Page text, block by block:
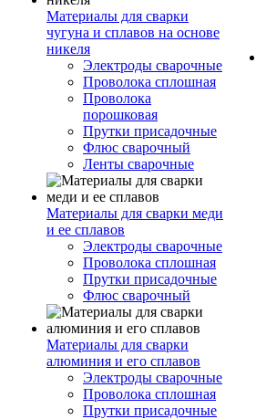
Материалы для сварки
чугуна и сплавов на основе
никеля
Электроды сварочные
Проволока сплошная
Проволока
порошковая
Прутки присадочные
Флюс сварочный
Ленты сварочные
Материалы для сварки меди
и ее сплавов
Электроды сварочные
Проволока сплошная
Прутки присадочные
Флюс сварочный
Материалы для сварки
алюминия и его сплавов
Электроды сварочные
Проволока сплошная
Прутки присадочные